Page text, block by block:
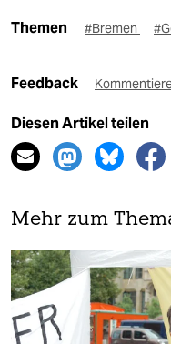
Themen #Bremen
Feedback
Diesen Artikel teilen
Mehr zum